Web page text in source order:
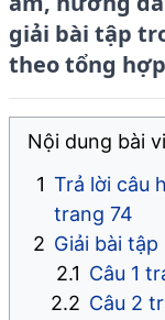
giải bài tập
theo tổng
Nội dung bài
Trả lời câu
trang 74
Giải bài tập
Câu 1
Câu 2